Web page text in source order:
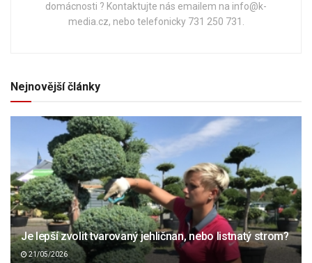
domácnosti ? Kontaktujte nás emailem na info@k-
media.cz, nebo telefonicky 731 250 731.
Nejnovější články
Je lepší zvolit tvarovaný jehličnan, nebo listnatý strom?
21/05/2026